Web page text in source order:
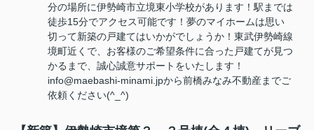
分の場所に伊勢崎市立境東小学校があります！駅までは
徒歩15分でアクセス可能です！夢のマイホームは思い
切って新築の戸建てはいかがでしょうか！東武伊勢崎線
境町近くで、お客様のご希望条件に合った戸建てが見つ
かるまで、誠心誠意サポートをいたします！
info@maebashi-minami.jpから前橋みなみ不動産までご
依頼ください(^_^)